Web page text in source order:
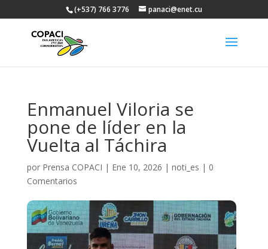
(+537) 766 3776 panaci@enet.cu
Enmanuel Viloria se
pone de líder en la
Vuelta al Táchira
por Prensa COPACI | Ene 10, 2026 | noti_es | 0
Comentarios